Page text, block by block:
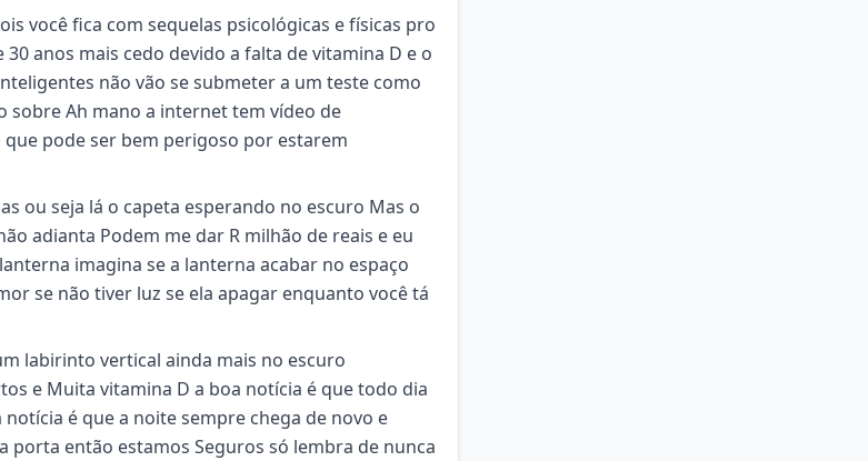
você fica com sequelas psicológicas e físicas pro
anos mais cedo devido a falta de vitamina D e o
não vão se submeter a um teste como
sobre Ah mano a internet tem vídeo de
pode ser bem perigoso por estarem
ou seja lá o capeta esperando no escuro Mas o
adianta Podem me dar R milhão de reais e eu
imagina se a lanterna acabar no espaço
se não tiver luz se ela apagar enquanto você tá
labirinto vertical ainda mais no escuro
e Muita vitamina D a boa notícia é que todo dia
é que a noite sempre chega de novo e
porta então estamos Seguros só lembra de nunca